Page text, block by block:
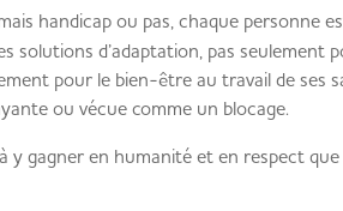
handicap ou pas, chaque personne
solutions d’adaptation, pas seulement
pour le bien-être au travail de ses
ou vécue comme un blocage.
y gagner en humanité et en respect que